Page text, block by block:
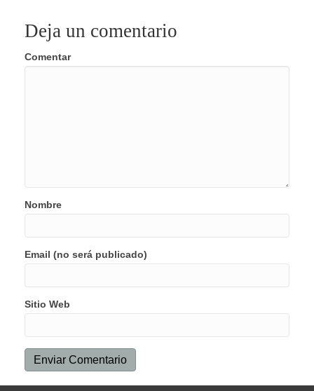
Deja un comentario
Comentar
Nombre
Email (no será publicado)
Sitio Web